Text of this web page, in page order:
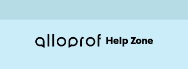
Help Zone